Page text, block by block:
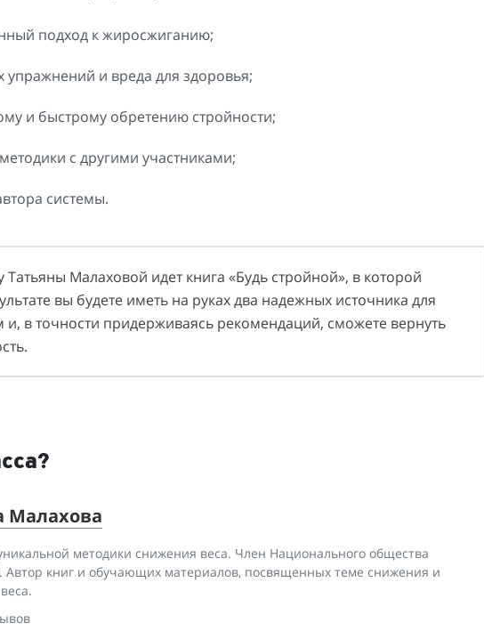
подход к жиросжиганию;
упражнений и вреда для здоровья;
и быстрому обретению стройности;
с другими участниками;
системы.
Татьяны Малаховой идет книга «Будь стройной», в которой
вы будете иметь на руках два надежных источника для
в точности придерживаясь рекомендаций, сможете вернуть
Малахова
методики снижения веса. Член Национального общества
Автор книг и обучающих материалов, посвященных теме снижения и